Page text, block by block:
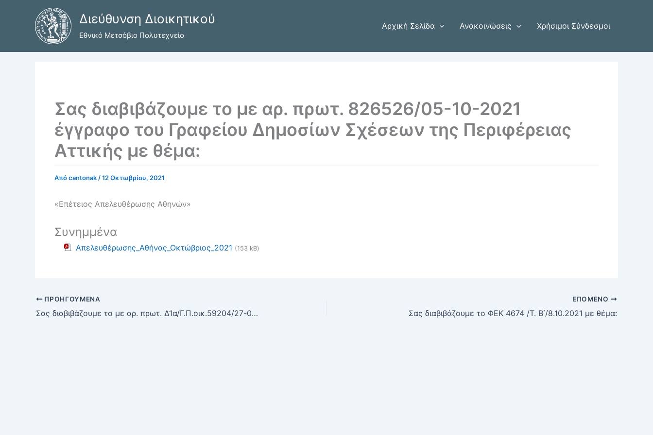
περιεχόμενο
Διεύθυνση Διοικητικού
Εθνικό Μετσόβιο Πολυτεχνείο
Αρχική Σελίδα Ανακοινώσεις Χρήσιμοι Σύνδεσμοι
Σας διαβιβάζουμε το με αρ. πρωτ. 826526/05-10-2021
έγγραφο του Γραφείου Δημοσίων Σχέσεων της Περιφέρειας
Αττικής με θέμα:
Απόcantonak /12 Οκτωβρίου, 2021
«Επέτειος Απελευθέρωσης Αθηνών»
Συνημμένα
Απελευθέρωσης_Αθήνας_Οκτώβριος_2021 (153 kB)
ΠΡΟΗΓΟΎΜΕΝΑ
Σας διαβιβάζουμε το με αρ. πρωτ. Δ1α/Γ.Π.οικ.59204/27-09-2021(ΑΔΑ: 9Ρ72465ΦΥΟ-600) έγγραφο του Τμήματος Α . της Διεύθυνσης Δημόσιας Υγείας και Υγιεινής Περιβάλλοντος του Υπουργείου Υγείας με θέμα:
ΕΠΌΜΕΝΟ
Σας διαβιβάζουμε το ΦΕΚ 4674 /Τ. Β΄/8.10.2021 με θέμα: